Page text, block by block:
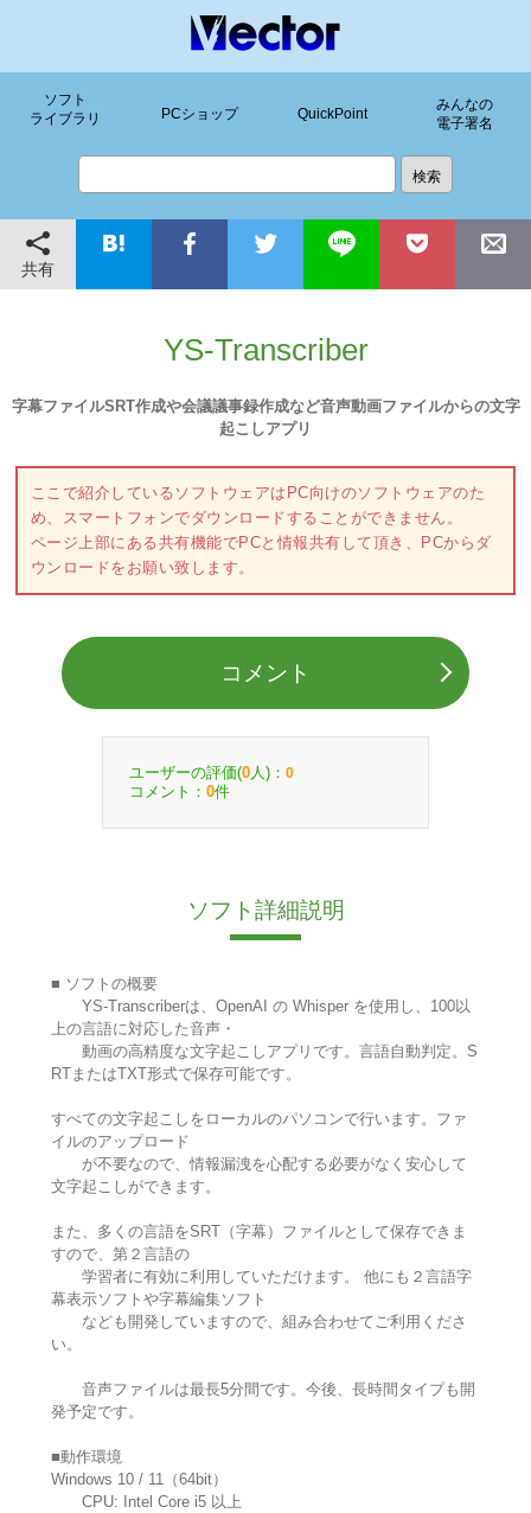
ソフト
ライブラリ
PCショップ QuickPoint
みんなの
電子署名
共有
YS-Transcriber
字幕ファイルSRT作成や会議議事録作成など音声動画ファイルからの文字
起こしアプリ
ここで紹介しているソフトウェアはPC向けのソフトウェアのた
め、スマートフォンでダウンロードすることができません。
ページ上部にある共有機能でPCと情報共有して頂き、PCからダ
ウンロードをお願い致します。
コメント
ユーザーの評価(0 人)： 0
コメント： 0件
ソフト詳細説明
■ ソフトの概要
YS-Transcriberは、OpenAI の Whisper を使用し、100以
上の言語に対応した音声・
動画の高精度な文字起こしアプリです。言語自動判定。S
RTまたはTXT形式で保存可能です。
すべての文字起こしをローカルのパソコンで行います。ファ
イルのアップロード
が不要なので、情報漏洩を心配する必要がなく安心して
文字起こしができます。
また、多くの言語をSRT（字幕）ファイルとして保存できま
すので、第２言語の
学習者に有効に利用していただけます。 他にも２言語字
幕表示ソフトや字幕編集ソフト
なども開発していますので、組み合わせてご利用くださ
い。
音声ファイルは最長5分間です。今後、長時間タイプも開
発予定です。
■動作環境
Windows 10 / 11（64bit）
CPU: Intel Core i5 以上